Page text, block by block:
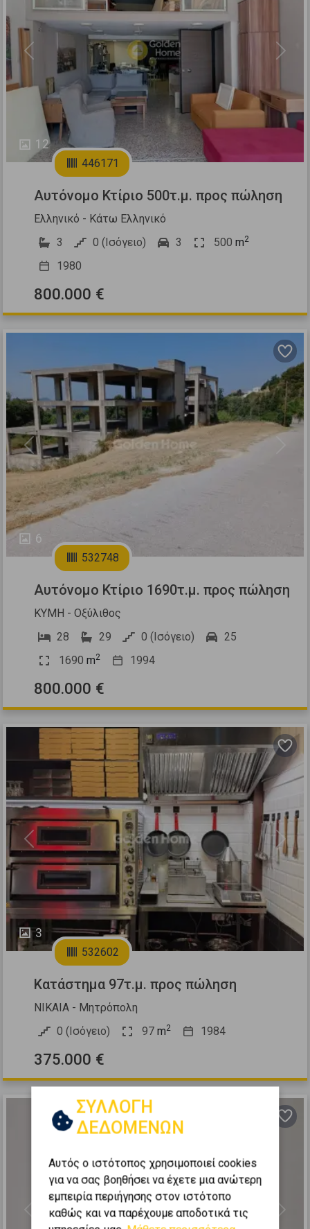
12
Previous Next
446171
Αυτόνομο Κτίριο 500τ.μ. προς πώληση
Ελληνικό - Κάτω Ελληνικό
3
0 (Ισόγειο) 3 500 m2
1980
800.000 €
6
Previous
532748
Αυτόνομο Κτίριο 1690τ.μ. προς πώληση
ΚΥΜΗ - Οξύλιθος
28
29 0 (Ισόγειο)
25
1690 m2 1994
800.000 €
3
Previous Next
532602
Κατάστημα 97τ.μ. προς πώληση
ΝΙΚΑΙΑ - Μητρόπολη
0 (Ισόγειο)
97 m2 1984
375.000 €
Previous Next
ΣΥΛΛΟΓΗ
ΔΕΔΟΜΕΝΩΝ
Αυτός ο ιστότοπος χρησιμοποιεί cookies
για να σας βοηθήσει να έχετε μια ανώτερη
εμπειρία περιήγησης στον ιστότοπο
καθώς και να παρέχουμε αποδοτικά τις